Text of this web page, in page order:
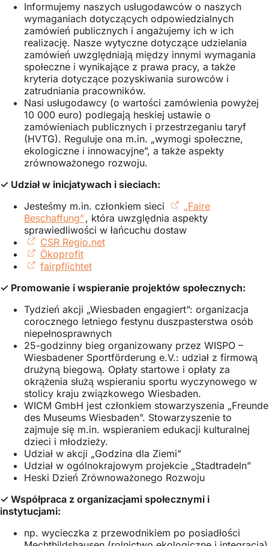
Informujemy naszych usługodawców o naszych
wymaganiach dotyczących odpowiedzialnych
zamówień publicznych i angażujemy ich w ich
realizację. Nasze wytyczne dotyczące udzielania
zamówień uwzględniają między innymi wymagania
społeczne i wynikające z prawa pracy, a także
kryteria dotyczące pozyskiwania surowców i
zatrudniania pracowników.
Nasi usługodawcy (o wartości zamówienia powyżej
10 000 euro) podlegają heskiej ustawie o
zamówieniach publicznych i przestrzeganiu taryf
(HVTG). Reguluje ona m.in. „wymogi społeczne,
ekologiczne i innowacyjne”, a także aspekty
zrównoważonego rozwoju.
✓ Udział w inicjatywach i sieciach:
Jesteśmy m.in. członkiem sieci
„Faire
Beschaffung”(Otwiera
się
w
karcie)
, która uwzględnia aspekty
sprawiedliwości w łańcuchu dostaw
CSR Regio.net(Otwiera
karcie)
Ökoprofit(Otwiera
się
nowej
fairpflichtet(Otwiera
w
karcie)
✓ Promowanie i wspieranie projektów społecznych:
Tydzień akcji „Wiesbaden engagiert”: organizacja
corocznego letniego festynu duszpasterstwa osób
niepełnosprawnych
25-godzinny bieg organizowany przez WISPO –
Wiesbadener Sportförderung e.V.: udział z firmową
drużyną biegową. Opłaty startowe i opłaty za
okrążenia służą wspieraniu sportu wyczynowego w
stolicy kraju związkowego Wiesbaden.
WICM GmbH jest członkiem stowarzyszenia „Freunde
des Museums Wiesbaden”. Stowarzyszenie to
zajmuje się m.in. wspieraniem edukacji kulturalnej
dzieci i młodzieży.
Udział w akcji „Godzina dla Ziemi”
Udział w ogólnokrajowym projekcie „Stadtradeln”
Heski Dzień Zrównoważonego Rozwoju
✓ Współpraca z organizacjami społecznymi i
instytucjami:
np. wycieczka z przewodnikiem po posiadłości